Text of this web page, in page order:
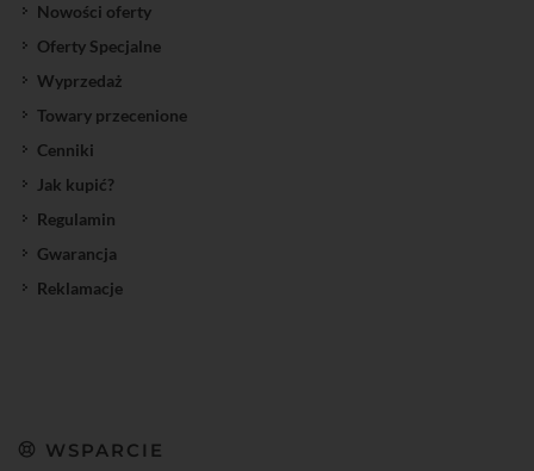
Nowości oferty
Oferty Specjalne
Wyprzedaż
Towary przecenione
Cenniki
Jak kupić?
Regulamin
Gwarancja
Reklamacje
WSPARCIE